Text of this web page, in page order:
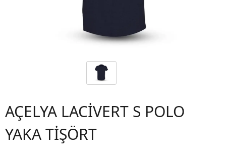
AÇELYA LACİVERT S POLO
YAKA TİŞÖRT